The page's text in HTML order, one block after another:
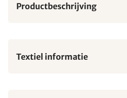
Productbeschrijving
Textiel informatie